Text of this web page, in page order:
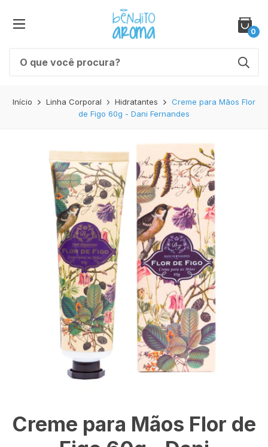
0
Início Linha Corporal Hidratantes
Creme para Mãos Flor
de Figo 60g - Dani Fernandes
Creme para Mãos Flor de